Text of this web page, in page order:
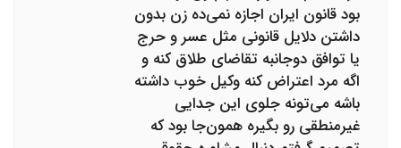
بود قانون ایران اجازه نمی‌ده زن بدون
داشتن دلایل قانونی مثل عسر و حرج
یا توافق دوجانبه تقاضای طلاق کنه و
اگه مرد اعتراض کنه وکیل خوب داشته
باشه می‌تونه جلوی این جدایی
غیرمنطقی رو بگیره همون‌جا بود که